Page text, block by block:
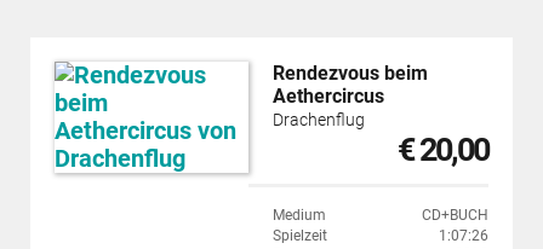
Rendezvous beim
Aethercircus
Drachenflug
€ 20,00
Medium
CD+BUCH
Spielzeit
1:07:26